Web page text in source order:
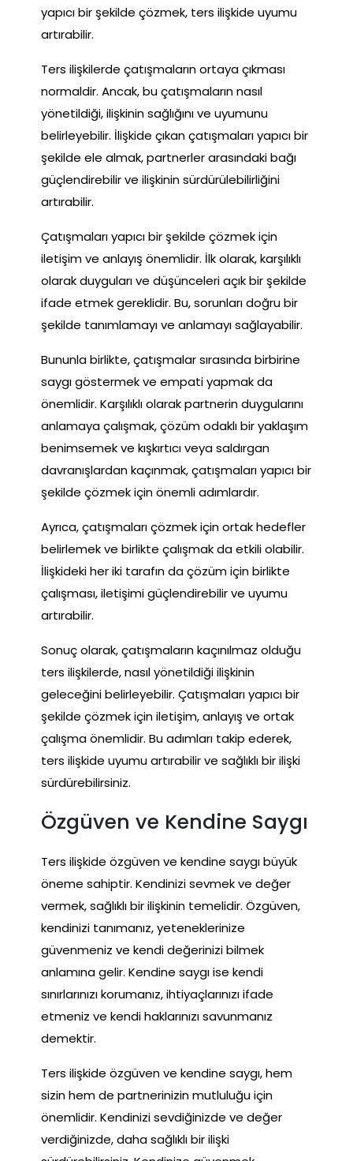
yapıcı bir şekilde çözmek, ters ilişkide uyumu
artırabilir.
Ters ilişkilerde çatışmaların ortaya çıkması
normaldir. Ancak, bu çatışmaların nasıl
yönetildiği, ilişkinin sağlığını ve uyumunu
belirleyebilir. İlişkide çıkan çatışmaları yapıcı bir
şekilde ele almak, partnerler arasındaki bağı
güçlendirebilir ve ilişkinin sürdürülebilirliğini
artırabilir.
Çatışmaları yapıcı bir şekilde çözmek için
iletişim ve anlayış önemlidir. İlk olarak, karşılıklı
olarak duyguları ve düşünceleri açık bir şekilde
ifade etmek gereklidir. Bu, sorunları doğru bir
şekilde tanımlamayı ve anlamayı sağlayabilir.
Bununla birlikte, çatışmalar sırasında birbirine
saygı göstermek ve empati yapmak da
önemlidir. Karşılıklı olarak partnerin duygularını
anlamaya çalışmak, çözüm odaklı bir yaklaşım
benimsemek ve kışkırtıcı veya saldırgan
davranışlardan kaçınmak, çatışmaları yapıcı bir
şekilde çözmek için önemli adımlardır.
Ayrıca, çatışmaları çözmek için ortak hedefler
belirlemek ve birlikte çalışmak da etkili olabilir.
İlişkideki her iki tarafın da çözüm için birlikte
çalışması, iletişimi güçlendirebilir ve uyumu
artırabilir.
Sonuç olarak, çatışmaların kaçınılmaz olduğu
ters ilişkilerde, nasıl yönetildiği ilişkinin
geleceğini belirleyebilir. Çatışmaları yapıcı bir
şekilde çözmek için iletişim, anlayış ve ortak
çalışma önemlidir. Bu adımları takip ederek,
ters ilişkide uyumu artırabilir ve sağlıklı bir ilişki
sürdürebilirsiniz.
Özgüven ve Kendine Saygı
Ters ilişkide özgüven ve kendine saygı büyük
öneme sahiptir. Kendinizi sevmek ve değer
vermek, sağlıklı bir ilişkinin temelidir. Özgüven,
kendinizi tanımanız, yeteneklerinize
güvenmeniz ve kendi değerinizi bilmek
anlamına gelir. Kendine saygı ise kendi
sınırlarınızı korumanız, ihtiyaçlarınızı ifade
etmeniz ve kendi haklarınızı savunmanız
demektir.
Ters ilişkide özgüven ve kendine saygı, hem
sizin hem de partnerinizin mutluluğu için
önemlidir. Kendinizi sevdiğinizde ve değer
verdiğinizde, daha sağlıklı bir ilişki